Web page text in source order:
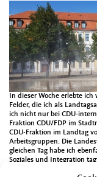
In dieser Woche erlebte
Felder, die ich als
ich nicht nur bei CDU-
Fraktion CDU/FDP im
CDU-Fraktion im Landtag
Arbeitsgruppen. Die
gleichen Tag habe ich
Soziales und Integration